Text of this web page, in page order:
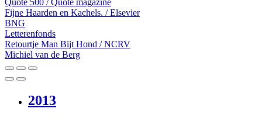
Fijne Haarden en Kachels. / Elsevier
BNG
Letterenfonds
Retourtje Man Bijt Hond / NCRV
Michiel van de Berg
2013